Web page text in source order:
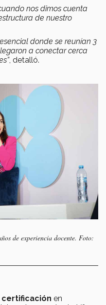
nos dimos cuenta
de nuestro
donde se reunían 3
a conectar cerca
, detalló.
de experiencia docente. Foto:
certificación en